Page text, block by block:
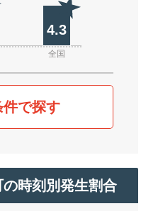
4.3
全国
件で探す
時刻別発生割合